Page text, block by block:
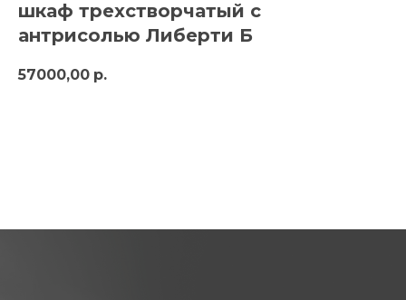
шкаф трехстворчатый с
антрисолью Либерти Б
57000,00 р.